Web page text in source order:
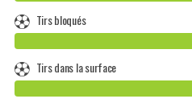
Tirs bloqués
Tirs dans la surface